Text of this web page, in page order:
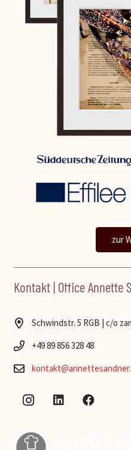
zur
Kontakt | Office Annette
Schwindstr. 5 RGB | c/o
+49 89 856 328 48